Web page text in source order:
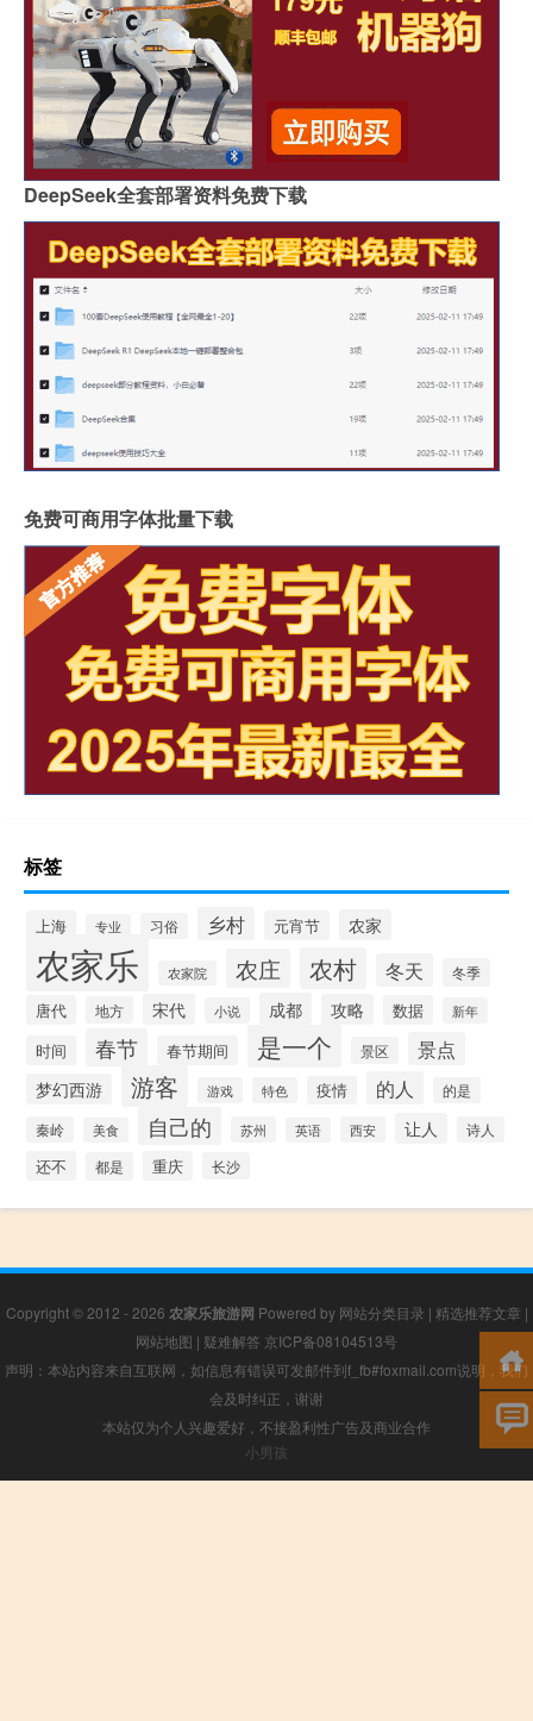
DeepSeek全套部署资料免费下载
免费可商用字体批量下载
标签
上海 专业 习俗 乡村 元宵节 农家
农家乐 农家院 农庄 农村 冬天 冬季
唐代 地方 宋代 小说 成都 攻略 数据 新年
时间 春节 春节期间 是一个 景区 景点
梦幻西游 游客 游戏 特色 疫情 的人 的是
秦岭 美食 自己的 苏州 英语 西安 让人 诗人
还不 都是 重庆 长沙
Copyright © 2012 - 2026 农家乐旅游网 Powered by 网站分类目录 | 精选推荐文章 |
网站地图 | 疑难解答 京ICP备08104513号
声明：本站内容来自互联网，如信息有错误可发邮件到f_fb#foxmail.com说明，我们
会及时纠正，谢谢
本站仅为个人兴趣爱好，不接盈利性广告及商业合作
小男孩